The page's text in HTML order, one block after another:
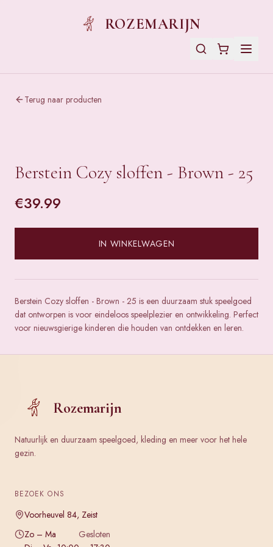
ROZEMARIJN
Terug naar producten
Berstein Cozy sloffen - Brown - 25
€39.99
IN WINKELWAGEN
Berstein Cozy sloffen - Brown - 25 is een duurzaam stuk speelgoed
dat ontworpen is voor eindeloos speelplezier en ontwikkeling. Perfect
voor nieuwsgierige kinderen die houden van ontdekken en leren.
Rozemarijn
Natuurlijk en duurzaam speelgoed, kleding en meer voor het hele
gezin.
BEZOEK ONS
Voorheuvel 84, Zeist
Zo – Ma
Gesloten